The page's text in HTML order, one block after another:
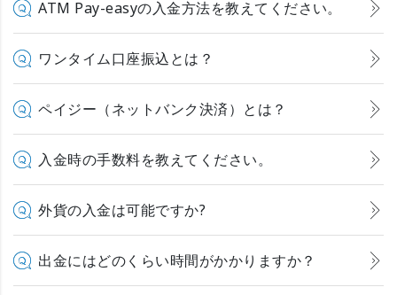
ATM Pay-easyの入金方法を教えてください。
ワンタイム口座振込とは？
ペイジー（ネットバンク決済）とは？
入金時の手数料を教えてください。
外貨の入金は可能ですか?
出金にはどのくらい時間がかかりますか？